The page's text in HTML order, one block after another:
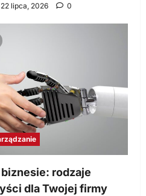
22 lipca, 2026 0
rodzaje
dla Twojej firmy